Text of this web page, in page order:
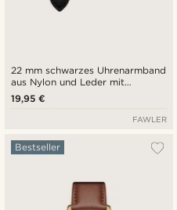
22 mm schwarzes Uhrenarmband
aus Nylon und Leder mit
Schnellverschluss
19,95 €
FAWLER
Bestseller